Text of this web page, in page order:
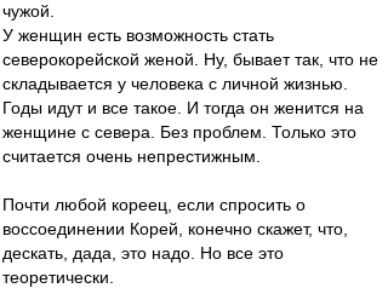
чужой.
У женщин есть возможность стать
северокорейской женой. Ну, бывает так, что не
складывается у человека с личной жизнью.
Годы идут и все такое. И тогда он женится на
женщине с севера. Без проблем. Только это
считается очень непрестижным.
Почти любой кореец, если спросить о
воссоединении Корей, конечно скажет, что,
дескать, дада, это надо. Но все это
теоретически.